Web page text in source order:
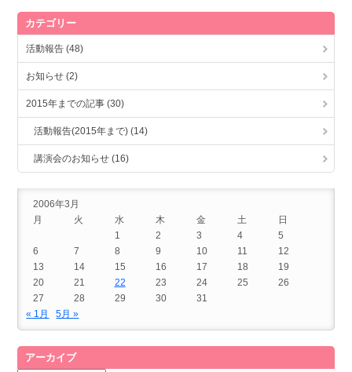
カテゴリー
活動報告 (48)
お知らせ (2)
2015年までの記事 (30)
活動報告(2015年まで) (14)
講演会のお知らせ (16)
2006年3月
月
火 水 木 金 土
日
1
2 3 4
5
6
7 8 9 10 11
12
13
14 15 16 17 18
19
20
21 22 23 24 25
26
27
28 29 30
31
« 1月
5月 »
アーカイブ